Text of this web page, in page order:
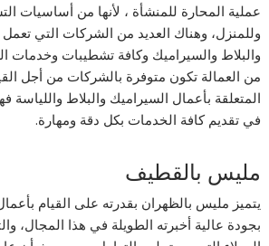
عملية المحارة للمنشأة ، لأنها من أساسيات
وللمنزل، وهناك العديد من الشركات التي
والبلاط والسيراميك وكافة تشطيبات وخدمات
من العمالة تكون متوفرة بالشركات من أجل
المتعلقة بأعمال السيراميك والبلاط
في تقديم كافة الخدمات بكل دقة ومهارة.
مليس بالقطيف
يتميز مليس بالظهران بقدرته على القيام
بجودة عالية أخبرته الطويلة في هذا المجال،